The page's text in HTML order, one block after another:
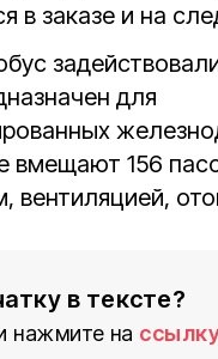
в заказе и на
для
вмещают 156
вентиляцией,
в тексте?
нажмите на